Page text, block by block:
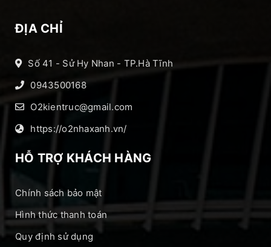
ĐỊA CHỈ
Số 41 - Sử Hy Nhan - TP.Hà Tĩnh
0943500168
O2kientruc@gmail.com
https://o2nhaxanh.vn/
HỖ TRỢ KHÁCH HÀNG
Chính sách bảo mật
Hình thức thanh toán
Quy định sử dụng